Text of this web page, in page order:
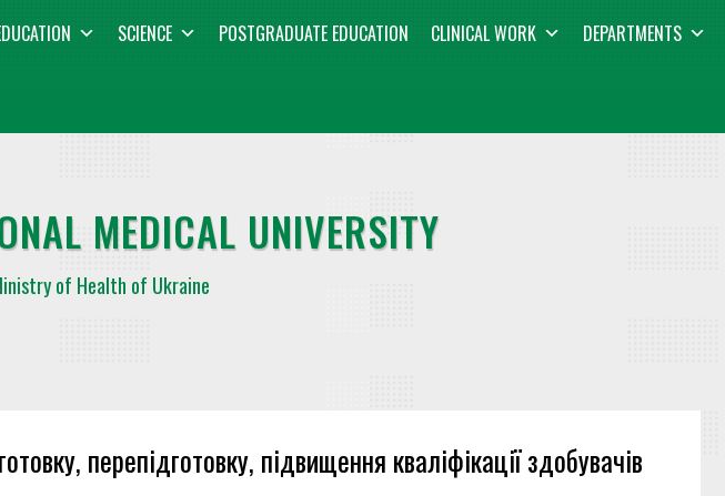
SCIENCE POSTGRADUATE EDUCATION CLINICAL WORK DEPARTMENTS
MEDICAL UNIVERSITY
of Health of Ukraine
перепідготовку, підвищення кваліфікації здобувачів